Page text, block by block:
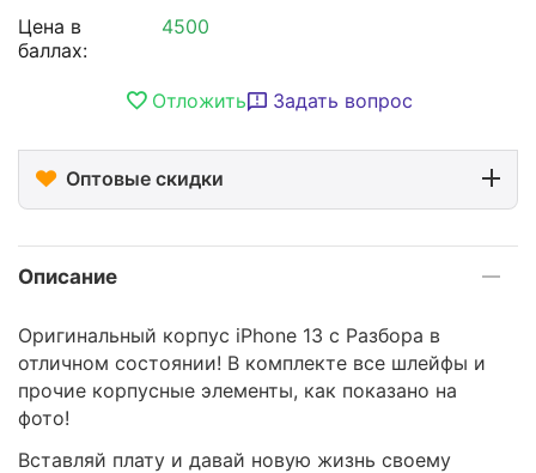
Цена в
баллах:
4500
Отложить Задать вопрос
Оптовые скидки
Описание
Оригинальный корпус iPhone 13 с Разбора в
отличном состоянии! В комплекте все шлейфы и
прочие корпусные элементы, как показано на
фото!
Вставляй плату и давай новую жизнь своему